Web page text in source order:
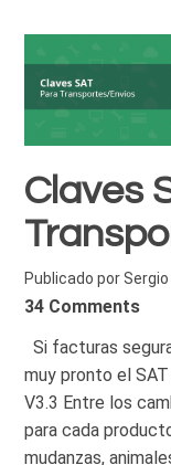
Claves
Publicado por
34 Comments
Si facturas
muy pronto el
V3.3 Entre los
para cada
mudanzas,